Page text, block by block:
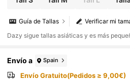
Verificar mi
Guía de Tallas
Dazy sigue tallas asiáticas y es más
Envío a Spain
Envío Gratuito(Pedidos ≥ 9,00€)